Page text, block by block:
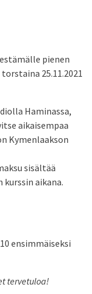
pienen
25.11.2021
Haminassa,
aikaisempaa
Kymenlaakson
sisältää
aikana.
ensimmäiseksi
tervetuloa!